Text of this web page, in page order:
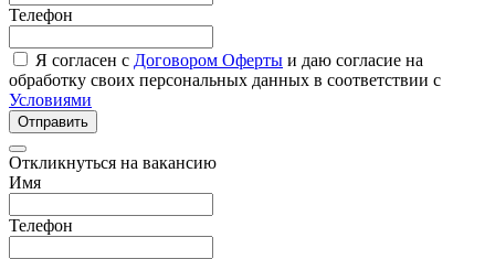
Телефон
Я согласен с Договором Оферты и даю согласие на
обработку своих персональных данных в соответствии с
Условиями
Отправить
Откликнуться на вакансию
Имя
Телефон